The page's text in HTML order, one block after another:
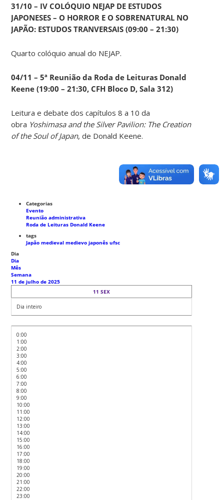
31/10 – IV COLÓQUIO NEJAP DE ESTUDOS
JAPONESES – O HORROR E O SOBRENATURAL NO
JAPÃO: ESTUDOS TRANVERSAIS (09:00 – 21:30)
Quarto colóquio anual do NEJAP.
04/11 – 5ª Reunião da Roda de Leituras Donald
Keene (19:00 – 21:30, CFH Bloco D, Sala 312)
Leitura e debate dos capítulos 8 a 10 da
obra Yoshimasa and the Silver Pavilion: The Creation
of the Soul of Japan, de Donald Keene.
Categorias
Evento
Reunião administrativa
Roda de Leituras Donald Keene
tags
Japão medievalmedievo japonêsufsc
Dia
Dia
Mês
Semana
11 de julho de 2025
11 SEX
Dia inteiro
0:00
1:00
2:00
3:00
4:00
5:00
6:00
7:00
8:00
9:00
10:00
11:00
12:00
13:00
14:00
15:00
16:00
17:00
18:00
19:00
20:00
21:00
22:00
23:00